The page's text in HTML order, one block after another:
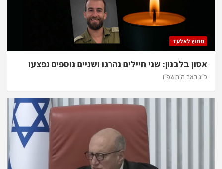
מחוץ לאלעד
אסון בלבנון: שני חיילים נהרגו ושניים נוספים נפצעו
כ״ג באב ה׳תשפ״ו